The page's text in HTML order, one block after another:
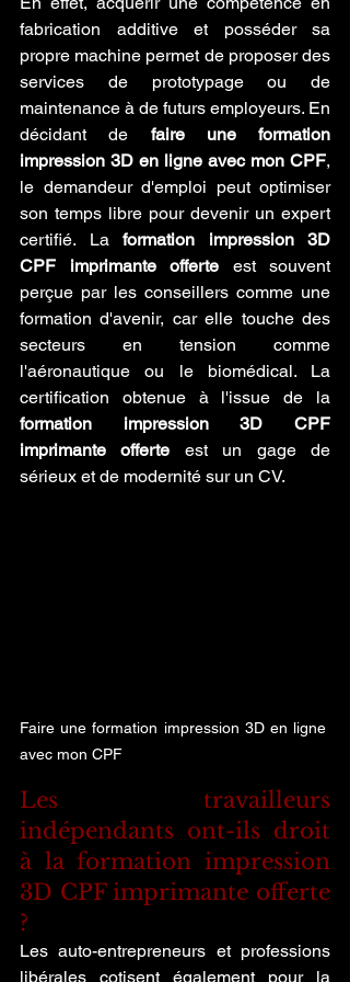
fabrication additive et posséder sa
propre machine permet de proposer des
services de prototypage ou de
maintenance à de futurs employeurs. En
décidant de faire une formation
impression 3D en ligne avec mon CPF,
le demandeur d'emploi peut optimiser
son temps libre pour devenir un expert
certifié. La formation impression 3D
CPF imprimante offerte est souvent
perçue par les conseillers comme une
formation d'avenir, car elle touche des
secteurs en tension comme
l'aéronautique ou le biomédical. La
formation impression 3D CPF
imprimante offerte est un gage de
sérieux et de modernité sur un CV.
Faire une formation impression 3D en ligne
avec mon CPF
Les travailleurs
indépendants ont-ils droit
à la formation impression
3D CPF imprimante offerte
?
Les auto-entrepreneurs et professions
libérales cotisent également pour la